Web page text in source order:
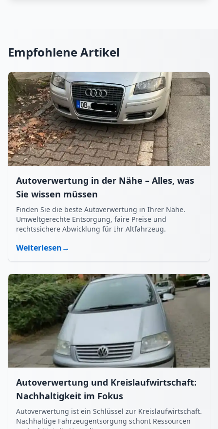
Empfohlene Artikel
Autoverwertung in der Nähe – Alles, was
Sie wissen müssen
Finden Sie die beste Autoverwertung in Ihrer Nähe.
Umweltgerechte Entsorgung, faire Preise und
rechtssichere Abwicklung für Ihr Altfahrzeug.
Weiterlesen→
Autoverwertung und Kreislaufwirtschaft:
Nachhaltigkeit im Fokus
Autoverwertung ist ein Schlüssel zur Kreislaufwirtschaft.
Nachhaltige Fahrzeugentsorgung schont Ressourcen